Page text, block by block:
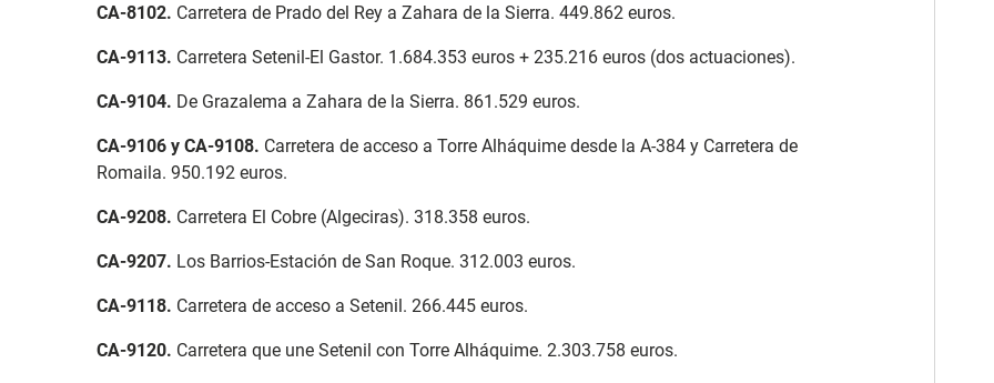
CA-8102. Carretera de Prado del Rey a Zahara de la Sierra. 449.862 euros.
CA-9113. Carretera Setenil-El Gastor. 1.684.353 euros + 235.216 euros (dos actuaciones).
CA-9104. De Grazalema a Zahara de la Sierra. 861.529 euros.
CA-9106 y CA-9108. Carretera de acceso a Torre Alháquime desde la A-384 y Carretera de
Romaila. 950.192 euros.
CA-9208. Carretera El Cobre (Algeciras). 318.358 euros.
CA-9207. Los Barrios-Estación de San Roque. 312.003 euros.
CA-9118. Carretera de acceso a Setenil. 266.445 euros.
CA-9120. Carretera que une Setenil con Torre Alháquime. 2.303.758 euros.